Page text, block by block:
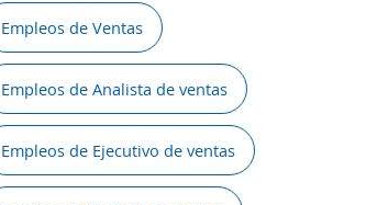
Empleos de Ventas
Empleos de Analista de ventas
Empleos de Ejecutivo de ventas